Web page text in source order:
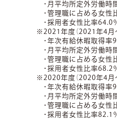
・月平均所定外労働時
・管理職に占める女性
・採用者女性比率64.0
※2021年度（2021年4月
・年次有給休暇取得率
・月平均所定外労働時
・管理職に占める女性
・採用者女性比率68.2
※2020年度（2020年4月
・年次有給休暇取得率
・月平均所定外労働時
・管理職に占める女性
・採用者女性比率82.1